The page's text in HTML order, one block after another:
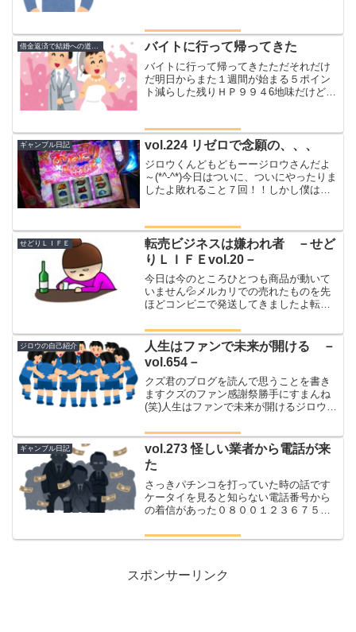
５０万円を落とした今日仕事場にチャリ
で向かっていたジロウ途中...
借金返済で結婚への道のり バイトに行って帰ってきた
バイトに行って帰ってきたただそれだけ
だ明日からまた１週間が始まる５ポイン
ト減らした残りＨＰ９９４6地味だけどし
ギャンブル日記 vol.224 リゼロで念願の、、、
ジロウくんどもどもーージロウさんだよ
～(*^-^*)今日はついに、ついにやったりま
したよ敗れること７回！！しかし僕は諦
狙ったのはモンハン月下ボーナス後１０
Gヤ...
せどりＬＩＦＥ
転売ビジネスは嫌われ者 －せど
りＬＩＦＥvol.20－
今日は今のところひとつも商品が動いて
いません💦メルカリでの売れたものを先
ほどコンビニで発送してきましたよ転売
りになって遺作がめっちゃプレっており
ますねヤフーニュースにも上がり、転売
ビジネスが袋叩きにあって...
ジロウの自己紹介
人生はファンで未来が開ける －
vol.654－
クズ君のブログを読んで思うことを書き
ますクズのファン感謝祭勝手にすまんね
(笑)人生はファンで未来が開けるジロウが
いる理由もちろんアフィリエイト収入も
ありますが！！！それと同等に大切なも
のそれが応援し...
ギャンブル日記
vol.273 怪しい業者から電話が来
た
さっきパチンコを打っていた時の話です
ケータイを見ると知らない電話番号から
の着信があった０８００１２３６７５
声ガイダンスが流れていたこの電話を受
スポンサーリンク